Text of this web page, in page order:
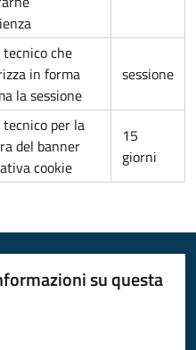
tecnico che
in forma
la sessione
sessione
tecnico per la
del banner
cookie
15
giorni
su questa